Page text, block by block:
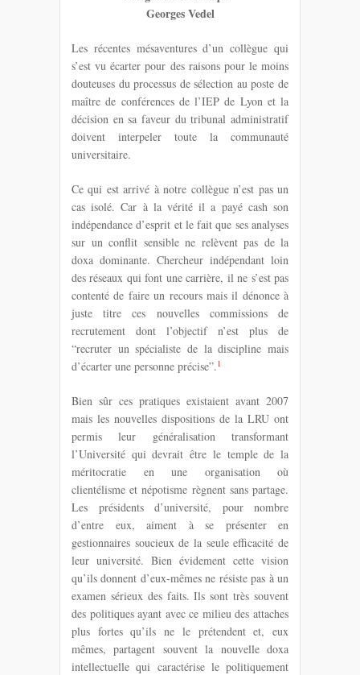
Georges Vedel
Les récentes mésaventures d’un collègue qui
s’est vu écarter pour des raisons pour le moins
douteuses du processus de sélection au poste de
maître de conférences de l’IEP de Lyon et la
décision en sa faveur du tribunal administratif
doivent interpeler toute la communauté
universitaire.
Ce qui est arrivé à notre collègue n’est pas un
cas isolé. Car à la vérité il a payé cash son
indépendance d’esprit et le fait que ses analyses
sur un conflit sensible ne relèvent pas de la
doxa dominante. Chercheur indépendant loin
des réseaux qui font une carrière, il ne s’est pas
contenté de faire un recours mais il dénonce à
juste titre ces nouvelles commissions de
recrutement dont l’objectif n’est plus de
“recruter un spécialiste de la discipline mais
d’écarter une personne précise”.1
Bien sûr ces pratiques existaient avant 2007
mais les nouvelles dispositions de la LRU ont
permis leur généralisation transformant
l’Université qui devrait être le temple de la
méritocratie en une organisation où
clientélisme et népotisme règnent sans partage.
Les présidents d’université, pour nombre
d’entre eux, aiment à se présenter en
gestionnaires soucieux de la seule efficacité de
leur université. Bien évidement cette vision
qu’ils donnent d’eux-mêmes ne résiste pas à un
examen sérieux des faits. Ils sont très souvent
des politiques ayant avec ce milieu des attaches
plus fortes qu’ils ne le prétendent et, eux
mêmes, partagent souvent la nouvelle doxa
intellectuelle qui caractérise le politiquement